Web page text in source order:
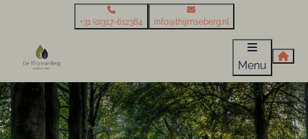
+31 (0)317-612384 info@thijmseberg.nl
Menu